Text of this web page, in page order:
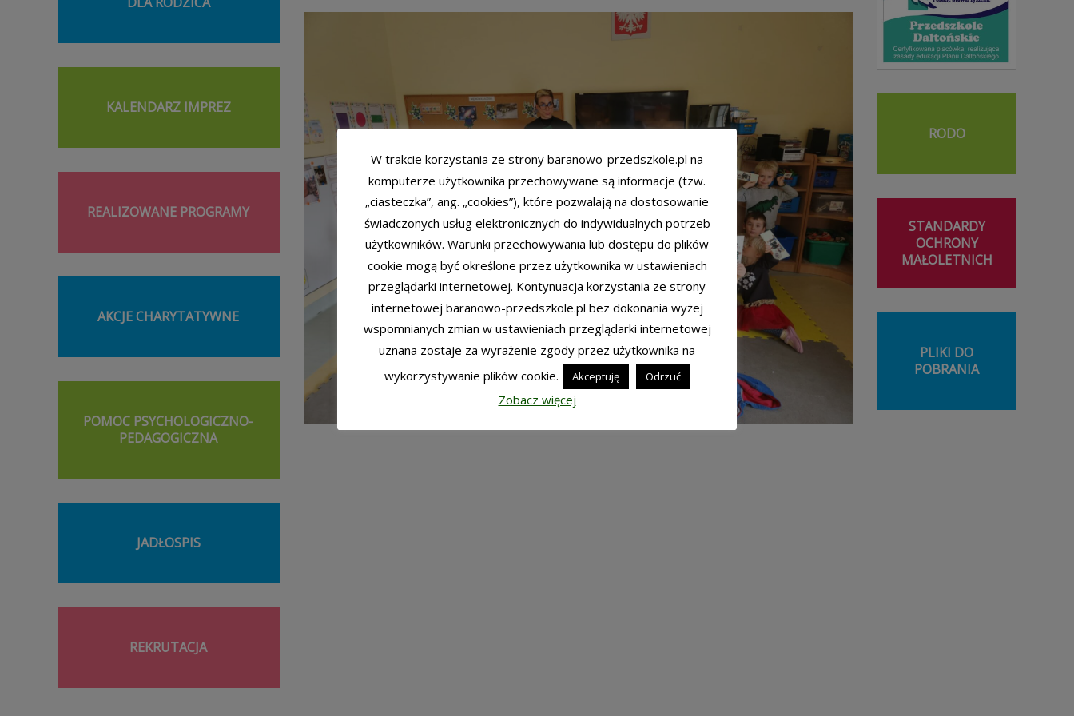
KALENDARZ IMPREZ
REALIZOWANE PROGRAMY
AKCJE CHARYTATYWNE
POMOC PSYCHOLOGICZNO-
PEDAGOGICZNA
JADŁOSPIS
REKRUTACJA
RODO
STANDARDY
OCHRONY
MAŁOLETNICH
PLIKI DO
POBRANIA
W trakcie korzystania ze strony baranowo-przedszkole.pl na
komputerze użytkownika przechowywane są informacje (tzw.
„ciasteczka”, ang. „cookies”), które pozwalają na dostosowanie
świadczonych usług elektronicznych do indywidualnych potrzeb
użytkowników. Warunki przechowywania lub dostępu do plików
cookie mogą być określone przez użytkownika w ustawieniach
przeglądarki internetowej. Kontynuacja korzystania ze strony
internetowej baranowo-przedszkole.pl bez dokonania wyżej
wspomnianych zmian w ustawieniach przeglądarki internetowej
uznana zostaje za wyrażenie zgody przez użytkownika na
wykorzystywanie plików cookie.
Akceptuję Odrzuć
Zobacz więcej